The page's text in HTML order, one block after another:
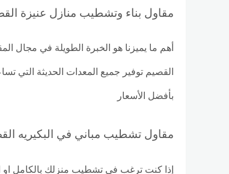
مقاول بناء وتشطيب منازل عنيزة
أهم ما يميزنا هو الخبرة الطويلة في مجال
القصيم توفير جميع المعدات الحديثة التي
بأفضل الأسعار
مقاول تشطيب مباني في البكيريه
إذا كنت ترغب في تشطيب منزلك بالكامل